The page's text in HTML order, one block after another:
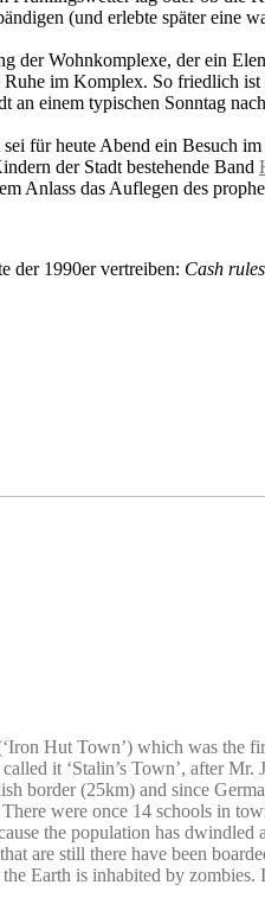
(und erlebte später eine
der Wohnkomplexe, der ein
im Komplex. So friedlich
an einem typischen Sonntag
für heute Abend ein Besuch im
der Stadt bestehende Band
Anlass das Auflegen des
der 1990er vertreiben: Cash
Hut Town’) which was the
it ‘Stalin’s Town’, after
border (25km) and since
were once 14 schools in
the population has dwindled
are still there have been
Earth is inhabited by zombies.